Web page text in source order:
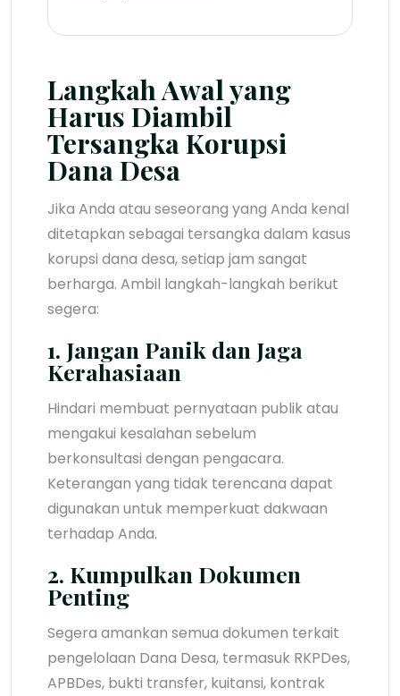
Langkah Awal yang
Harus Diambil
Tersangka Korupsi
Dana Desa
Jika Anda atau seseorang yang Anda kenal
ditetapkan sebagai tersangka dalam kasus
korupsi dana desa, setiap jam sangat
berharga. Ambil langkah-langkah berikut
segera:
1. Jangan Panik dan Jaga
Kerahasiaan
Hindari membuat pernyataan publik atau
mengakui kesalahan sebelum
berkonsultasi dengan pengacara.
Keterangan yang tidak terencana dapat
digunakan untuk memperkuat dakwaan
terhadap Anda.
2. Kumpulkan Dokumen
Penting
Segera amankan semua dokumen terkait
pengelolaan Dana Desa, termasuk RKPDes,
APBDes, bukti transfer, kuitansi, kontrak